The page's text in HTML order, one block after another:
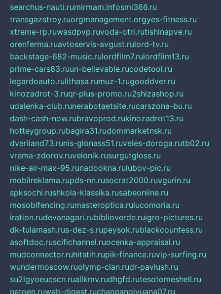
searchus-nauti.rumirmam.infosmi366.ru
transgazstroy.ruorgmanagement.orgyes-fitness.ru
xtreme-rp.ruwasdpvp.ruvoda-otri.rutishinapve.ru
orenferma.ruavtoservis-avgust.rulord-tv.ru
backstage-682-music.rulordfilm7.rulordfilm13.ru
prime-cars63.ruun-believable.rucodetool.ru
legardoauto.rulithasa.rumuz-1.rugooddver.ru
kinozadrot-3.ruqr-plus-promo.ru2shizashop.ru
udalenka-club.runerabotaetsite.rucarszona-bu.ru
dash-cash-now.rubravoprod.rukinozadrot13.ru
hotteygroup.rubagira31.rudommarketnsk.ru
dveriland73.runis-glonass51.ruveles-doroga.rutb02.ru
vrema-zdorov.ruvelonik.rusurgutgloss.ru
nike-air-max-95.runadookna.rulubov-pic.ru
mobilreklama.rupds-nn.rusocrat2000.ruvgurin.ru
spksochi.rushkola-klassika.rusabeonline.ru
mosoblfencing.rumasteroptica.rulucomoria.ru
iration.rudevanagari.rubiblioverde.ruigro-pictures.ru
dk-tulamash.rus-dez-s.rupeysok.rublackcountess.ru
asoftdoc.ruscifichannel.ruocenka-appraisal.ru
mudconnector.ruhitstih.rupik-finance.ruvip-surfing.ru
wundermoscow.ruolymp-clan.rudr-pavlush.ru
su2lgyoeucscn.ruallkmv.rudhgfd.rutesotomeshell.ru
netoen.ruweb-digest.ruchanganqiyuana07.ru